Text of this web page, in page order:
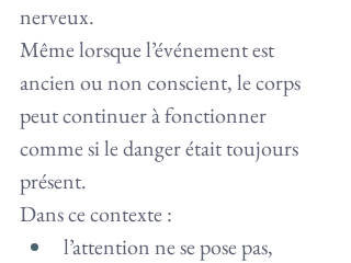
nerveux.
Même lorsque l’événement est
ancien ou non conscient, le corps
peut continuer à fonctionner
comme si le danger était toujours
présent.
Dans ce contexte :
l’attention ne se pose pas,